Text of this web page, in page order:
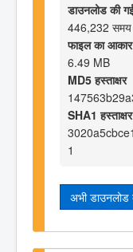
डाउनलोड की
446,232 समय
फाइल का आकार
6.49 MB
MD5 हस्ताक्षर
SHA1 हस्ताक्षर
1
अभी डाउनलोड